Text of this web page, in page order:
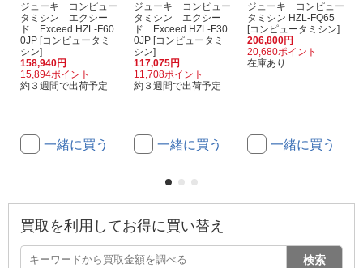
ジューキ コンピュー
タミシン エクシー
ド Exceed HZL-F60
0JP [コンピュータミ
シン]
158,940円
15,894ポイント
約３週間で出荷予定
一緒に買う
ジューキ コンピュー
タミシン エクシー
ド Exceed HZL-F30
0JP [コンピュータミ
シン]
117,075円
11,708ポイント
約３週間で出荷予定
一緒に買う
ジューキ コンピュー
タミシン HZL-FQ65
[コンピュータミシン]
206,800円
20,680ポイント
在庫あり
一緒に買う
買取を利用してお得に買い替え
検索